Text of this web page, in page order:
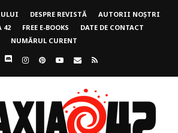
DESPRE REVISTĂ
AUTORII NOȘTRI
42
FREE E-BOOKS
DATE DE CONTACT
NUMĂRUL CURENT